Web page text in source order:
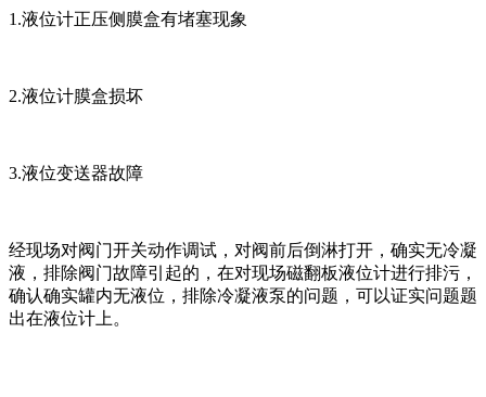
1.液位计正压侧膜盒有堵塞现象
2.液位计膜盒损坏
3.液位变送器故障
经现场对阀门开关动作调试，对阀前后倒淋打开，确实无冷凝
液，排除阀门故障引起的，在对现场磁翻板液位计进行排污，
确认确实罐内无液位，排除冷凝液泵的问题，可以证实问题题
出在液位计上。